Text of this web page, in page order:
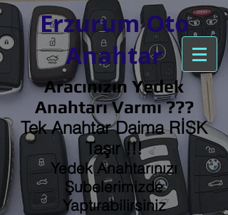
Erzurum Oto
Anahtar
Aracınızın Yedek
Anahtarı Varmı ???
Tek Anahtar Daima RİSK
Taşır !!!
Yedek Anahtarınızı
Şubelerimizde
Yaptırabilirsiniz